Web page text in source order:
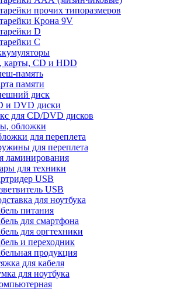
прочих типоразмеров
Крона 9V
D
С
карты, CD и HDD
память
памяти
диск
и DVD диски
для CD/DVD дисков
обложки
для переплета
для переплета
ламинирования
для техники
USB
USB
для ноутбука
питания
для смартфона
для оргтехники
и переходник
продукция
для кабеля
для ноутбука